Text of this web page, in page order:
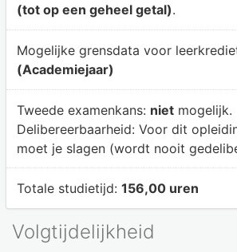
(tot op een geheel getal).
Mogelijke grensdata voor
(Academiejaar)
Tweede examenkans: nietmogelijk.
Delibereerbaarheid: Voor dit
moet je slagen (wordt nooit
Totale studietijd: 156,00 uren
Volgtijdelijkheid